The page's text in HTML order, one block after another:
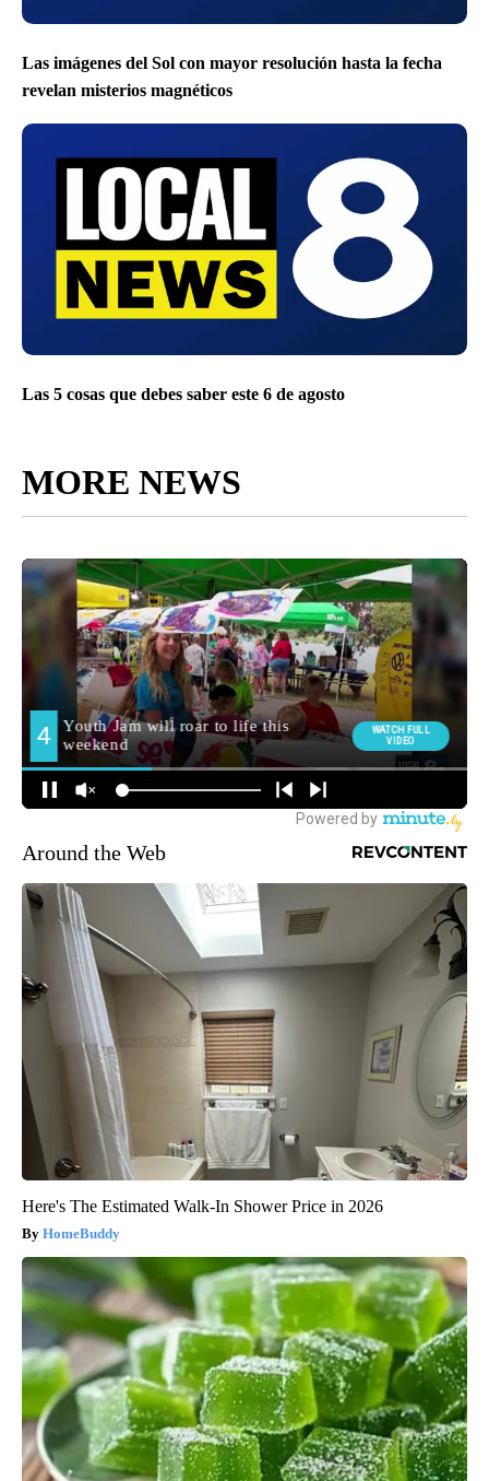
Las imágenes del Sol con mayor resolución hasta la fecha
revelan misterios magnéticos
Las 5 cosas que debes saber este 6 de agosto
MORE NEWS
Around the Web
Here's The Estimated Walk-In Shower Price in 2026
HomeBuddy